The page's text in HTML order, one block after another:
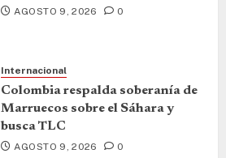
AGOSTO 9, 2026 0
Internacional
Colombia respalda soberanía de
Marruecos sobre el Sáhara y
busca TLC
AGOSTO 9, 2026 0